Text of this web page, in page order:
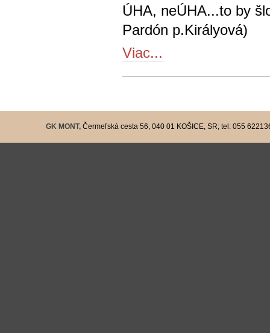
ÚHA, neÚHA...to by
Pardón p.Királyová)
Viac...
GK MONT, Čermeľská cesta 56, 040 01 KOŠICE, SR; tel: 055